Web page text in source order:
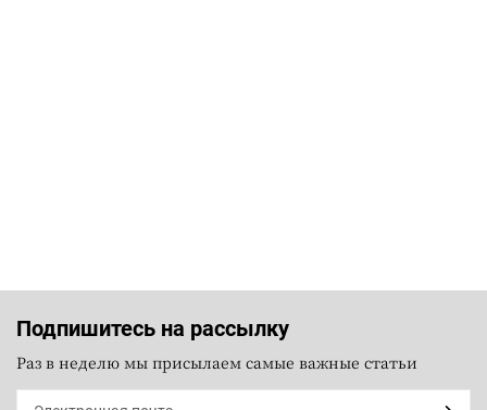
Подпишитесь на рассылку
Раз в неделю мы присылаем самые важные статьи